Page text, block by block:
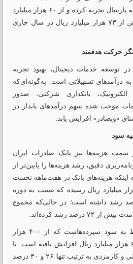
امسال نسبت به مدت مشابه پارسال تجربه کرده و از ۶۰ هزار میلیارد
ریال در سال گذشته به بیش از ۷۳ هزار میلیارد ریال در سال جاری
حرکت هدفمند
توسعه خدمات دیجیتال، بهبود تجربه
تسهیلاتی است. به‌گونه‌ای‌که
بانکداری شرکتی، صدور
موجب شده سهم درآمدهای پایدار در
«وبصادر» افزایش یابد.
سود
هزینه‌ها نیز بانک صادرات ایران
دقیق، رشد هزینه‌ها را پایین‌تر از
اینکه هزینه‌های بانک در هفت‌ماهه نخست
به حدود ۷۵۴ هزار میلیارد ریال رسیده که نسبت به دوره
گذشته ۷۰ درصد رشد داشته است؛ در حالی‌که مجموع
رشد کرده‌اند.
بخش عمده هزینه‌ها مربوط به سود سپرده‌هاست که از ۴۰۰ هزار
میلیارد ریال به بیش از ۶۹۱ هزار میلیارد ریال افزایش یافته است. با
این حال، رشد هزینه‌های مالی و کارمزدی به ترتیب تنها ۲۶ و ۳۰ درصد